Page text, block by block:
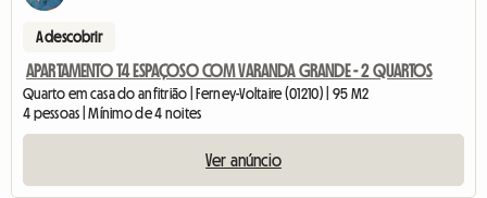
A descobrir
APARTAMENTO T4 ESPAÇOSO COM VARANDA GRANDE - 2 QUARTOS
Quarto em casa do anfitrião | Ferney-Voltaire (01210) | 95 M2
4 pessoas | Mínimo de 4 noites
Ver anúncio